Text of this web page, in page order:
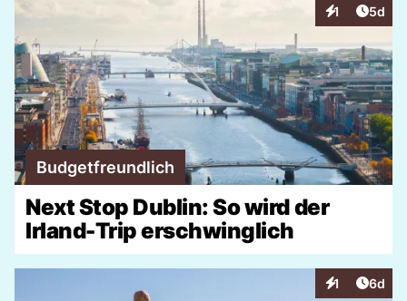
1
Interaktionen
5d
Budgetfreundlich
Next Stop Dublin: So wird der
Irland-Trip erschwinglich
1
Interaktionen
6d